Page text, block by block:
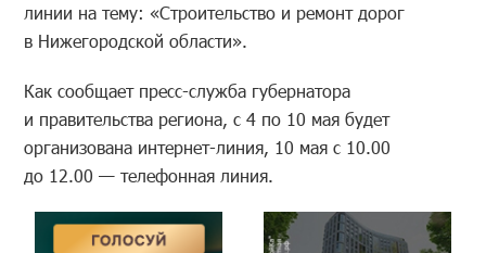
линии на тему: «Строительство и ремонт дорог
в Нижегородской области».
Как сообщает пресс-служба губернатора
и правительства региона, с 4 по 10 мая будет
организована интернет-линия, 10 мая с 10.00
до 12.00 — телефонная линия.